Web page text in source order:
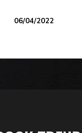
06/04/2022